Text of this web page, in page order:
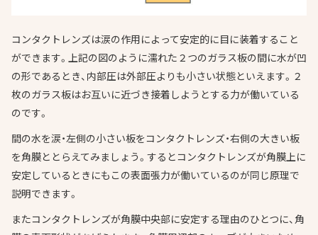
コンタクトレンズは涙の作用によって安定的に目に装着すること
ができます。上記の図のように濡れた２つのガラス板の間に水が凹
の形であるとき、内部圧は外部圧よりも小さい状態といえます。２
枚のガラス板はお互いに近づき接着しようとする力が働いている
のです。
間の水を涙・左側の小さい板をコンタクトレンズ・右側の大きい板
を角膜ととらえてみましょう。するとコンタクトレンズが角膜上に
安定しているときにもこの表面張力が働いているのが同じ原理で
説明できます。
またコンタクトレンズが角膜中央部に安定する理由のひとつに、角